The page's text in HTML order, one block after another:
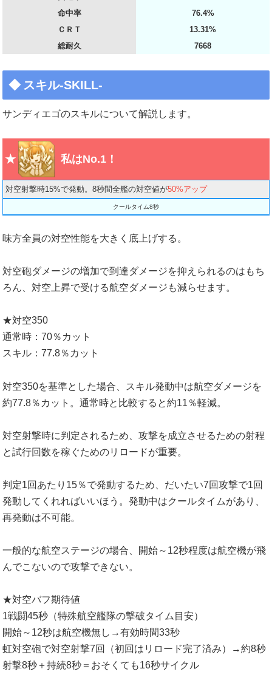
命中率
76.4%
ＣＲＴ
13.31%
総耐久
7668
スキル-SKILL-
サンディエゴのスキルについて解説します。
私はNo.1！
対空射撃時15%で発動。8秒間全艦の対空値が50%アップ
クールタイム8秒
味方全員の対空性能を大きく底上げする。
対空砲ダメージの増加で到達ダメージを抑えられるのはもち
ろん、対空上昇で受ける航空ダメージも減らせます。
★対空350
通常時：70％カット
スキル：77.8％カット
対空350を基準とした場合、スキル発動中は航空ダメージを
約77.8％カット。通常時と比較すると約11％軽減。
対空射撃時に判定されるため、攻撃を成立させるための射程
と試行回数を稼ぐためのリロードが重要。
判定1回あたり15％で発動するため、だいたい7回攻撃で1回
発動してくれればいいほう。発動中はクールタイムがあり、
再発動は不可能。
一般的な航空ステージの場合、開始～12秒程度は航空機が飛
んでこないので攻撃できない。
★対空バフ期待値
1戦闘45秒（特殊航空艦隊の撃破タイム目安）
開始～12秒は航空機無し→有効時間33秒
虹対空砲で対空射撃7回（初回はリロード完了済み）→約8秒
射撃8秒＋持続8秒＝おそくても16秒サイクル